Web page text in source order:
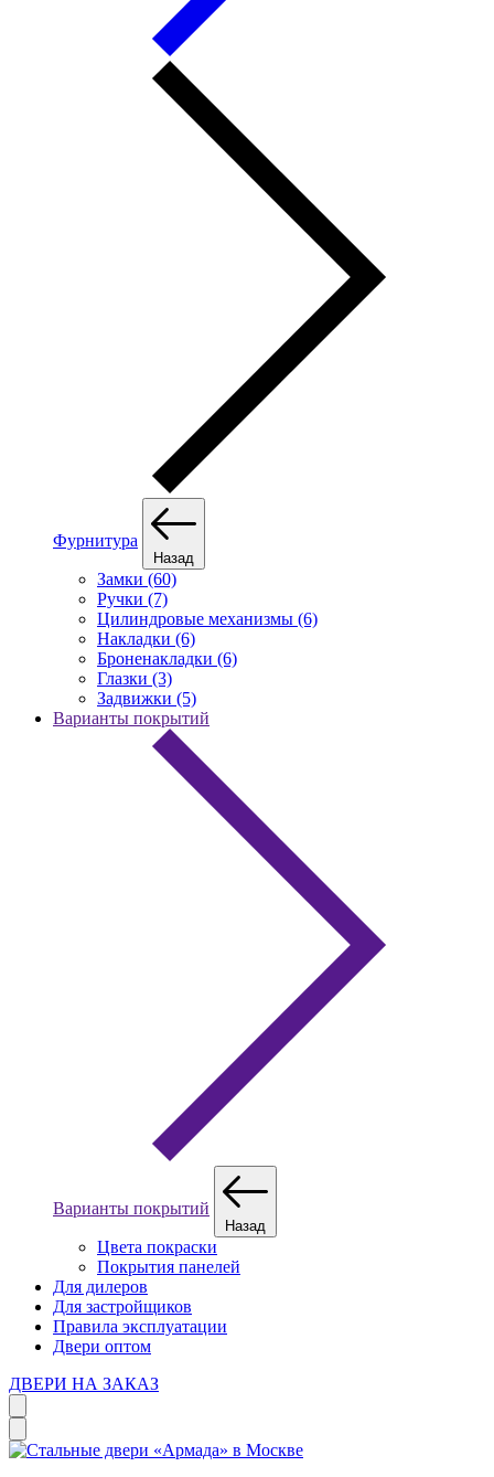
Фурнитура
Назад
Замки (60)
Ручки (7)
Цилиндровые механизмы (6)
Накладки (6)
Броненакладки (6)
Глазки (3)
Задвижки (5)
Варианты покрытий
Варианты покрытий
Назад
Цвета покраски
Покрытия панелей
Для дилеров
Для застройщиков
Правила эксплуатации
Двери оптом
ДВЕРИ НА ЗАКАЗ